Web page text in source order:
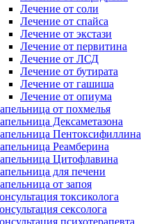
Лечение от соли
Лечение от спайса
Лечение от экстази
Лечение от первитина
Лечение от ЛСД
Лечение от бутирата
Лечение от гашиша
Лечение от опиума
от похмелья
Дексаметазона
Пентоксифиллина
Реамберина
Цитофлавина
для печени
от запоя
токсиколога
сексолога
психотерапевта